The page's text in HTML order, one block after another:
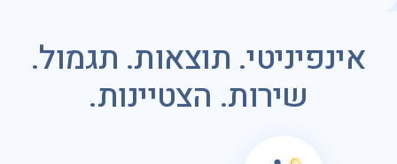
אינפיניטי. תוצאות. תגמול.
שירות. הצטיינות.